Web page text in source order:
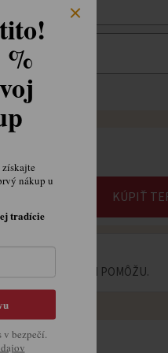
KÚPIŤ
OTÁZKU?
VÁM RADI POMÔŽU.
%
nákup u
tradície
v bezpečí.